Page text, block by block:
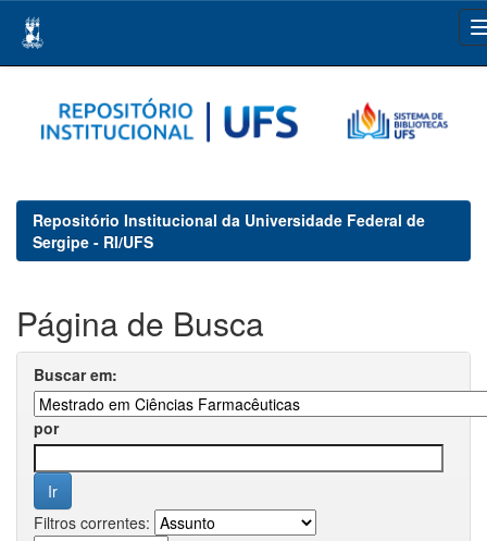
navigation
Repositório Institucional da Universidade Federal de
Sergipe - RI/UFS
Página de Busca
Buscar em:
por
Filtros correntes: